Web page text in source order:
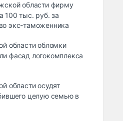
области фирму
100 тыс. руб. за
экс-таможенника
области обломки
фасад логокомплекса
области осудят
целую семью в